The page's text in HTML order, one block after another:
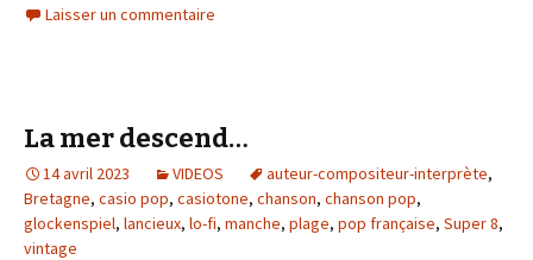
Laisser un commentaire
La mer descend…
14 avril 2023 VIDEOS auteur-compositeur-interprète,
Bretagne, casio pop, casiotone, chanson, chanson pop,
glockenspiel, lancieux, lo-fi, manche, plage, pop française, Super 8,
vintage